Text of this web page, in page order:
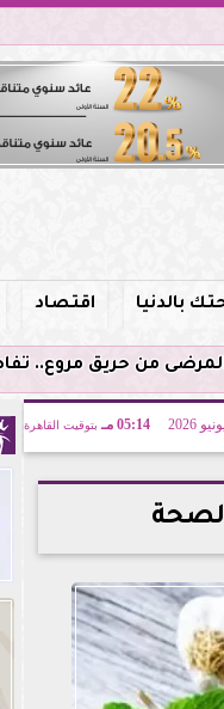
بالدنيا اقتصاد
05:14 مـ بتوقيت القاهرة